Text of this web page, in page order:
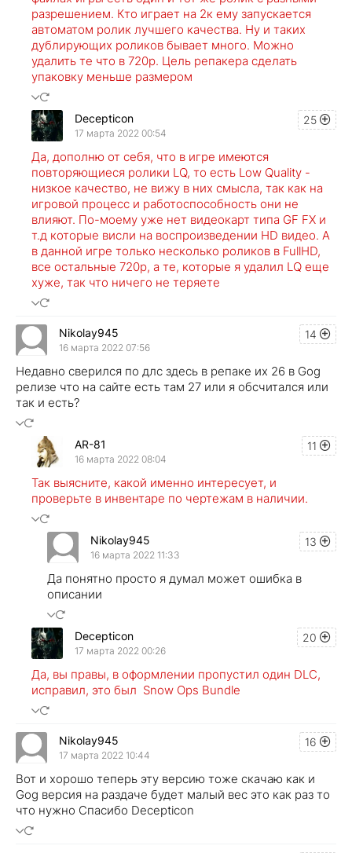
разрешением. Кто играет на 2к ему запускается
автоматом ролик лучшего качества. Ну и таких
дублирующих роликов бывает много. Можно
удалить те что в 720р. Цель репакера сделать
упаковку меньше размером
25
Decepticon
17 марта 2022 00:54
Да, дополню от себя, что в игре имеются
повторяющиеся ролики LQ, то есть Low Quality -
низкое качество, не вижу в них смысла, так как на
игровой процесс и работоспособность они не
влияют. По-моему уже нет видеокарт типа GF FX и
т.д которые висли на воспроизведении HD видео. А
в данной игре только несколько роликов в FullHD,
все остальные 720р, а те, которые я удалил LQ еще
хуже, так что ничего не теряете
14
Nikolay945
16 марта 2022 07:56
Недавно сверился по длс здесь в репаке их 26 в Gog
релизе что на сайте есть там 27 или я обсчитался или
так и есть?
11
AR-81
16 марта 2022 08:04
Так выясните, какой именно интересует, и
проверьте в инвентаре по чертежам в наличии.
13
Nikolay945
16 марта 2022 11:33
Да понятно просто я думал может ошибка в
описании
20
Decepticon
17 марта 2022 00:26
Да, вы правы, в оформлении пропустил один DLC,
исправил, это был Snow Ops Bundle
16
Nikolay945
17 марта 2022 10:44
Вот и хорошо теперь эту версию тоже скачаю как и
Gog версия на раздаче будет малый вес это как раз то
что нужно Спасибо Decepticon